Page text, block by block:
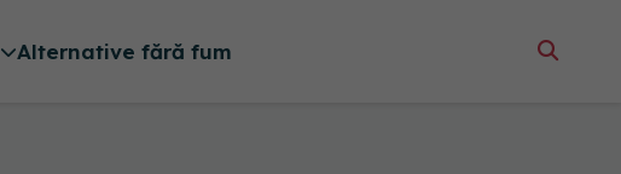
Alternative fără fum